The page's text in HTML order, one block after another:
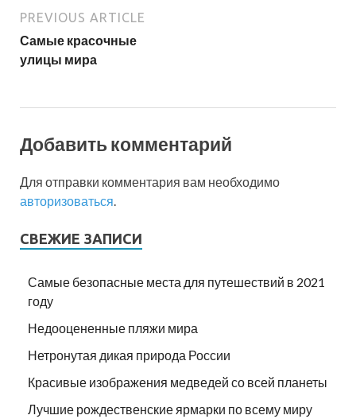
PREVIOUS ARTICLE
Самые красочные
улицы мира
Добавить комментарий
Для отправки комментария вам необходимо
авторизоваться
СВЕЖИЕ ЗАПИСИ
Самые безопасные места для путешествий в 2021
году
Недооцененные пляжи мира
Нетронутая дикая природа России
Красивые изображения медведей со всей планеты
Лучшие рождественские ярмарки по всему миру